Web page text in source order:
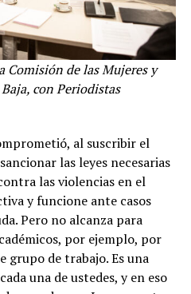
Comisión de las Mujeres y
con Periodistas
al suscribir el
las leyes necesarias
las violencias en el
y funcione ante casos
Pero no alcanza para
por ejemplo, por
grupo de trabajo. Es una
una de ustedes, y en eso